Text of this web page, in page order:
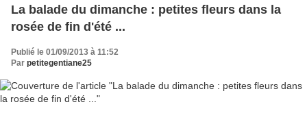
La balade du dimanche : petites fleurs dans la
rosée de fin d'été ...
Publié le 01/09/2013 à 11:52
Par petitegentiane25